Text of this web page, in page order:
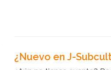
¿Nuevo en J-